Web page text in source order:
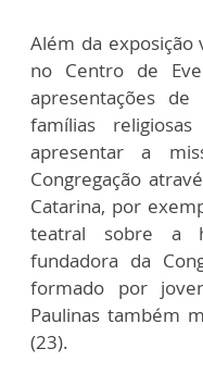
Além da exposição
no Centro de
apresentações
famílias
apresentar a
Congregação
Catarina, por
teatral sobre a
fundadora da
formado por
Paulinas também
(23).